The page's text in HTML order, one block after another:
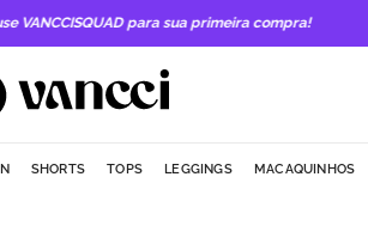
VANCCISQUAD para sua primeira compra!
SHORTS TOPS LEGGINGS MACAQUINHOS